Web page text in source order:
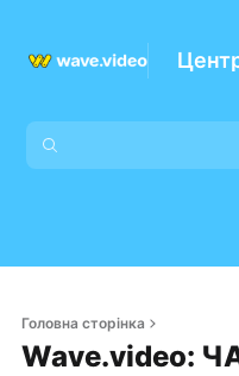
Головна сторінка
Wave.video: